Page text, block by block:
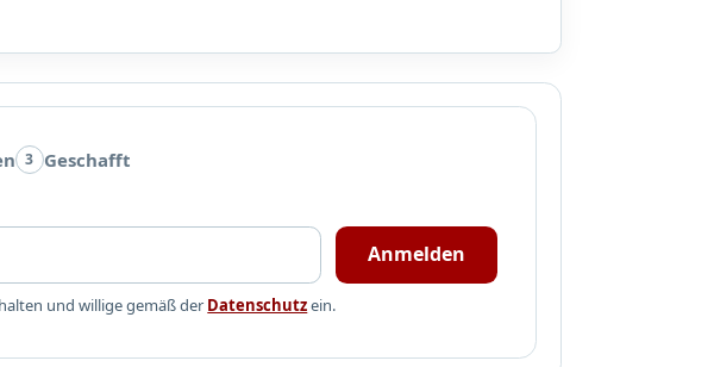
3 Geschafft
Anmelden
und willige gemäß der Datenschutzein.